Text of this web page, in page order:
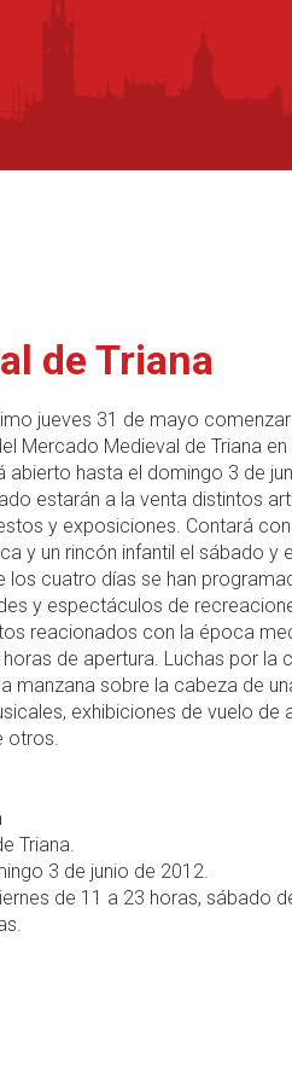
de Triana
jueves 31 de mayo
Mercado Medieval de Triana en
abierto hasta el domingo 3 de
estarán a la venta distintos
y exposiciones. Contará
y un rincón infantil el sábado y
los cuatro días se han
y espectáculos de
reacionados con la época
de apertura. Luchas por la
manzana sobre la cabeza de
exhibiciones de vuelo de
otros.
Triana.
3 de junio de 2012.
de 11 a 23 horas, sábado